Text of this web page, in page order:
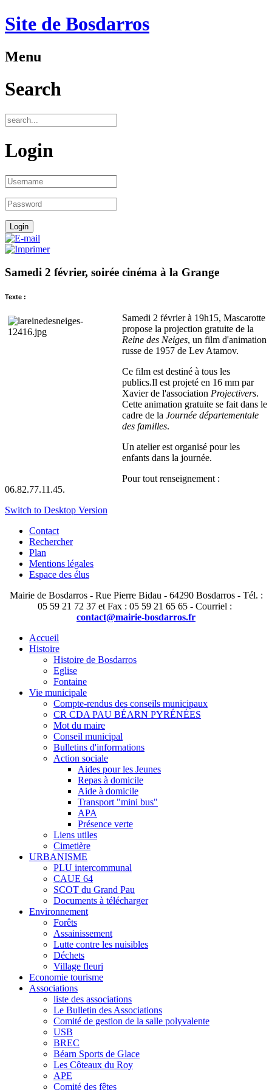
Site de Bosdarros
Menu
Search
Login
Samedi 2 février, soirée cinéma à la Grange
Texte :
Samedi 2 février à 19h15, Mascarotte
propose la projection gratuite de la
Reine des Neiges, un film d'animation
russe de 1957 de Lev Atamov.
Ce film est destiné à tous les
publics.Il est projeté en 16 mm par
Xavier de l'association Projectivers.
Cette animation gratuite se fait dans le
cadre de la Journée départementale
des familles.
Un atelier est organisé pour les
enfants dans la journée.
Pour tout renseignement :
06.82.77.11.45.
Switch to Desktop Version
Contact
Rechercher
Plan
Mentions légales
Espace des élus
Mairie de Bosdarros - Rue Pierre Bidau - 64290 Bosdarros - Tél. :
05 59 21 72 37 et Fax : 05 59 21 65 65 - Courriel :
contact@mairie-bosdarros.fr
Accueil
Histoire
Histoire de Bosdarros
Eglise
Fontaine
Vie municipale
Compte-rendus des conseils municipaux
CR CDA PAU BÉARN PYRÉNÉES
Mot du maire
Conseil municipal
Bulletins d'informations
Action sociale
Aides pour les Jeunes
Repas à domicile
Aide à domicile
Transport "mini bus"
APA
Présence verte
Liens utiles
Cimetière
URBANISME
PLU intercommunal
CAUE 64
SCOT du Grand Pau
Documents à télécharger
Environnement
Forêts
Assainissement
Lutte contre les nuisibles
Déchets
Village fleuri
Economie tourisme
Associations
liste des associations
Le Bulletin des Associations
Comité de gestion de la salle polyvalente
USB
BREC
Béarn Sports de Glace
Les Côteaux du Roy
APE
Comité des fêtes